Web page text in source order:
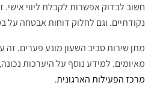
חשוב לבדוק אפשרות לקבלת ליווי
נקודתיים. וגם לחלוק דוחות אבטחה על
מתן שירות סביב השעון מונע פערים. זה
מאיומים. למידע נוסף על היערכות
מרכז הפעילות הארגונית.